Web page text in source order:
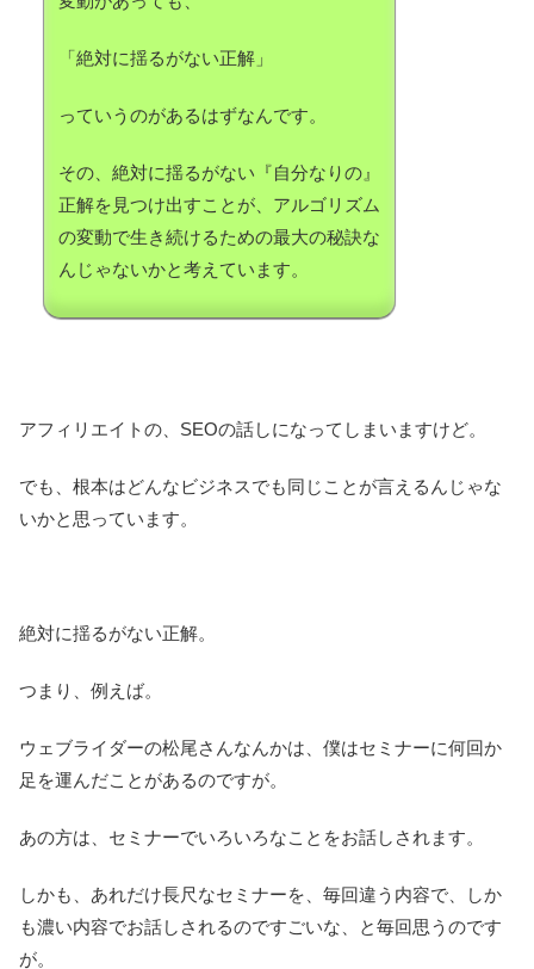
「絶対に揺るがない正解」
っていうのがあるはずなんです。
その、絶対に揺るがない『自分なりの』
正解を見つけ出すことが、アルゴリズム
の変動で生き続けるための最大の秘訣な
んじゃないかと考えています。
アフィリエイトの、SEOの話しになってしまいますけど。
でも、根本はどんなビジネスでも同じことが言えるんじゃな
いかと思っています。
絶対に揺るがない正解。
つまり、例えば。
ウェブライダーの松尾さんなんかは、僕はセミナーに何回か
足を運んだことがあるのですが。
あの方は、セミナーでいろいろなことをお話しされます。
しかも、あれだけ長尺なセミナーを、毎回違う内容で、しか
も濃い内容でお話しされるのですごいな、と毎回思うのです
が。